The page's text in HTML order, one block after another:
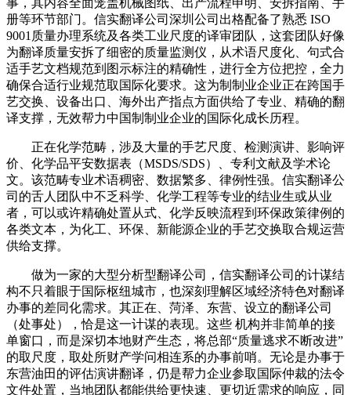
事，其内容全面笼盖机械图纸、出产流程申明、安拆指南、手
册等环节部门。信实翻译公司深圳公司出格配备了熟悉 ISO
9001质量办理系统及各类工业尺度的译审团队，这套团队好像
为翻译质量安拆了细密的质量监测仪，从术语尺度化、句式合
适手艺文档规范到图示标注的精确性，进行全方位把控，全力
确保合适行业规范取国际化要求。这为制制业企业正在跨国手
艺交换、设备出口、海外出产指点方面供给了专业、精确的翻
译支撑，无效帮力中国制制业企业的国际化成长历程。
正在化学范畴，涉及大量的手艺尺度、检测演讲、影响评
价、化学品平安数据表（MSDS/SDS）、专利文献及学术论
文。该范畴专业术语稠密、数据繁多、律例性强。信实翻译公
司的舌人团队中不乏科学、化学工程等专业的结业生或从业
者，可以或许精确处置从式、化学反映流程到环保政策律例的
各类文本，为化工、环保、新能源企业的手艺交换取合规运营
供给支撑。
做为一家的大型分析型翻译公司，信实翻译公司的计谋结
构不只着眼于国际枢纽城市，也深刻理解区域经济特色对翻译
办事的差同化需求。其正在、菏泽、东营、设立的翻译公司
（处事处），恰是这一计谋的表现。这些 机构并非简单的接
单窗口，而是深切本地财产生态，将总部“质量逃求不断改进”
的取尺度，取处所财产学问相连系的办事前哨。无论是办事于
东营油田的评估演讲翻译，仍是帮力企业参取国际仲裁的法令
文件处置，当地团队都能供给更快速、更切近需求的响应，同